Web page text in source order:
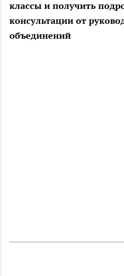
классы и получить
консультации от
объединений